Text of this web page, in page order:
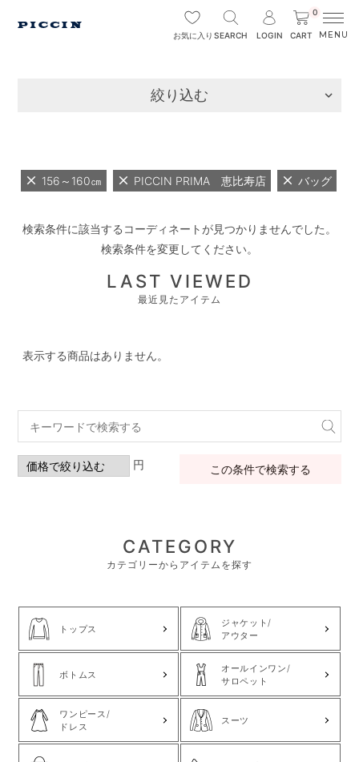
お気に入り SEARCH LOGIN
0
CART
絞り込む
156～160㎝ PICCIN PRIMA 恵比寿店 バッグ
検索条件に該当するコーディネートが見つかりませんでした。
検索条件を変更してください。
LAST VIEWED
最近見たアイテム
表示する商品はありません。
円 この条件で検索する
CATEGORY
カテゴリーからアイテムを探す
トップス
ジャケット/
アウター
ボトムス
オールインワン/
サロペット
ワンピース/
ドレス
スーツ